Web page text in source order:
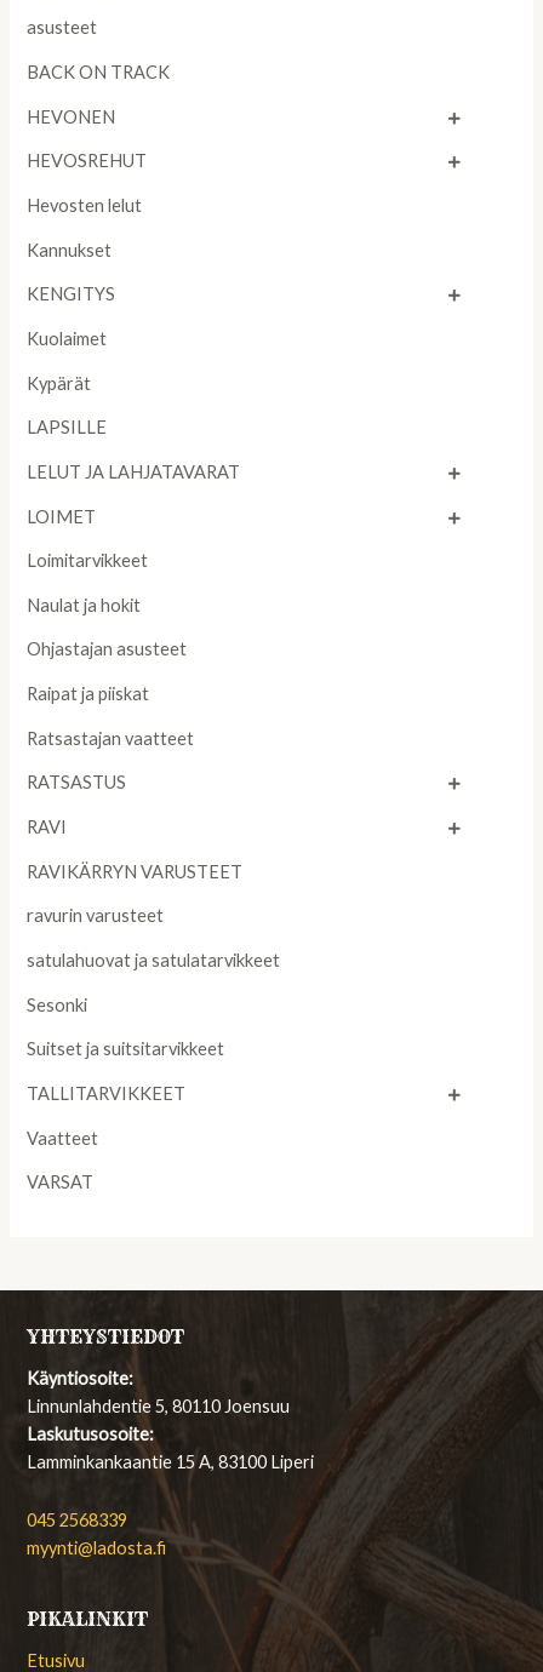
asusteet
BACK ON TRACK
HEVONEN
HEVOSREHUT
Hevosten lelut
Kannukset
KENGITYS
Kuolaimet
Kypärät
LAPSILLE
LELUT JA LAHJATAVARAT
LOIMET
Loimitarvikkeet
Naulat ja hokit
Ohjastajan asusteet
Raipat ja piiskat
Ratsastajan vaatteet
RATSASTUS
RAVI
RAVIKÄRRYN VARUSTEET
ravurin varusteet
satulahuovat ja satulatarvikkeet
Sesonki
Suitset ja suitsitarvikkeet
TALLITARVIKKEET
Vaatteet
VARSAT
YHTEYSTIEDOT
Käyntiosoite:
Linnunlahdentie 5, 80110 Joensuu
Laskutusosoite:
Lamminkankaantie 15 A, 83100 Liperi
045 2568339
myynti@ladosta.fi
PIKALINKIT
Etusivu